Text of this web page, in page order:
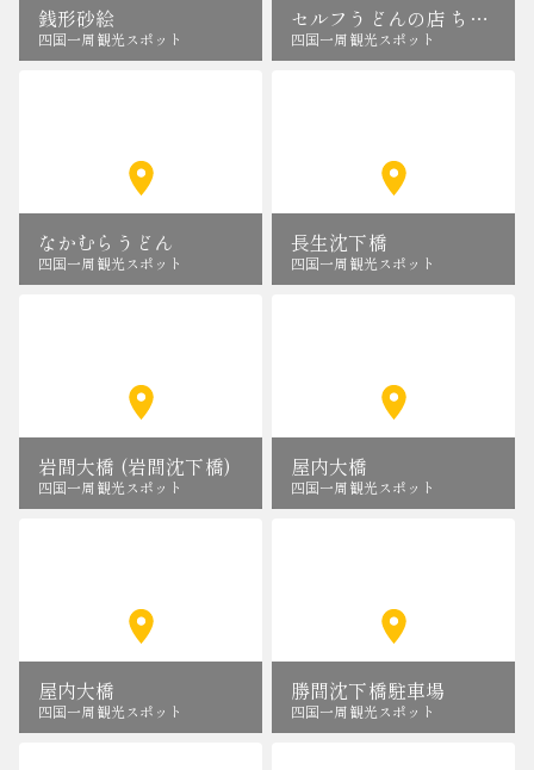
銭形砂絵
四国一周観光スポット
セルフうどんの店 ちくせい
四国一周観光スポット
なかむらうどん
四国一周観光スポット
長生沈下橋
四国一周観光スポット
岩間大橋 (岩間沈下橋)
四国一周観光スポット
屋内大橋
四国一周観光スポット
屋内大橋
四国一周観光スポット
勝間沈下橋駐車場
四国一周観光スポット